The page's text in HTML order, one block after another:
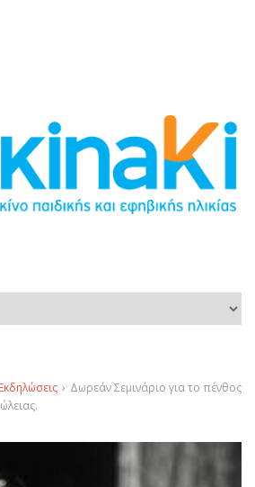
Εκδηλώσεις › Δωρεάν Σεμινάριο για το πένθος